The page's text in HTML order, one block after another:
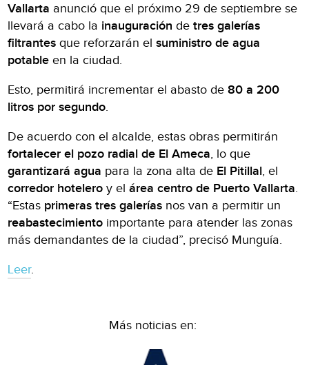
Vallarta anunció que el próximo 29 de septiembre se
llevará a cabo la inauguración detres galerías
filtrantes que reforzarán elsuministro de agua
potable en la ciudad.
Esto, permitirá incrementar el abasto de80 a 200
litros por segundo.
De acuerdo con el alcalde, estas obras permitirán
fortalecer el pozo radial de El Ameca, lo que
garantizará agua para la zona alta de El Pitillal, el
corredor hotelero y elárea centro de Puerto Vallarta.
“Estas primeras tres galerías nos van a permitir un
reabastecimiento importante para atender las zonas
más demandantes de la ciudad”, precisó Munguía.
Leer.
Más noticias en: